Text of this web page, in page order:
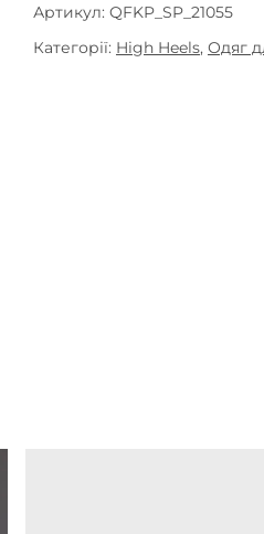
Артикул: QFKP_SP_21055
Категорії: High Heels, Одяг